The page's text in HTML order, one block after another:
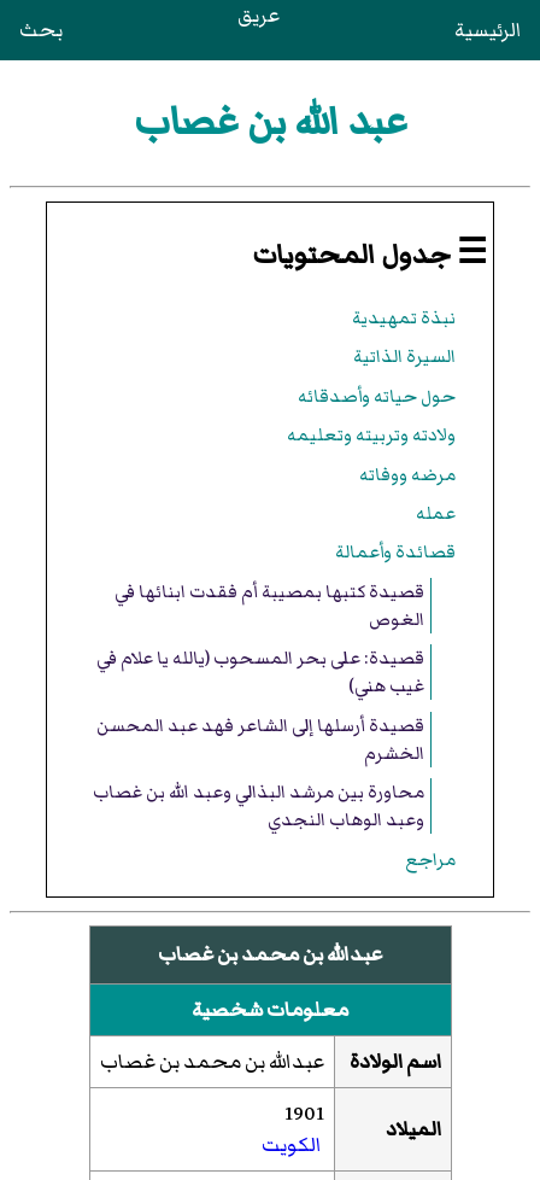
الرئيسية عريق بحث
عبد الله بن غصاب
☰ جدول المحتويات
نبذة تمهيدية
السيرة الذاتية
حول حياته وأصدقائه
ولادته وتربيته وتعليمه
مرضه ووفاته
عمله
قصائدة وأعمالة
قصيدة كتبها بمصيبة أم فقدت ابنائها في
الغوص
قصيدة: على بحر المسحوب (يالله يا علام في
غيب هني)
قصيدة أرسلها إلى الشاعر فهد عبد المحسن
الخشرم
محاورة بين مرشد البذالي وعبد الله بن غصاب
وعبد الوهاب النجدي
مراجع
عبدالله بن محمد بن غصاب
معلومات شخصية
اسم الولادة
عبدالله بن محمد بن غصاب
الميلاد
1901
الكويت